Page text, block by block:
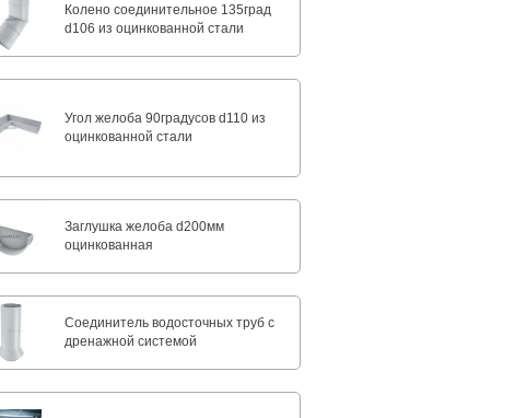
Колено соединительное 135град
d106 из оцинкованной стали
Угол желоба 90градусов d110 из
оцинкованной стали
Заглушка желоба d200мм
оцинкованная
Соединитель водосточных труб с
дренажной системой